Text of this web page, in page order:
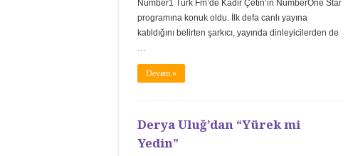
Number1 Türk Fm’de Kadir Çetin’in NumberOne Star
programına konuk oldu. İlk defa canlı yayına
katıldığını belirten şarkıcı, yayında dinleyicilerden de
…
Devam »
Derya Uluğ’dan “Yürek mi
Yedin”